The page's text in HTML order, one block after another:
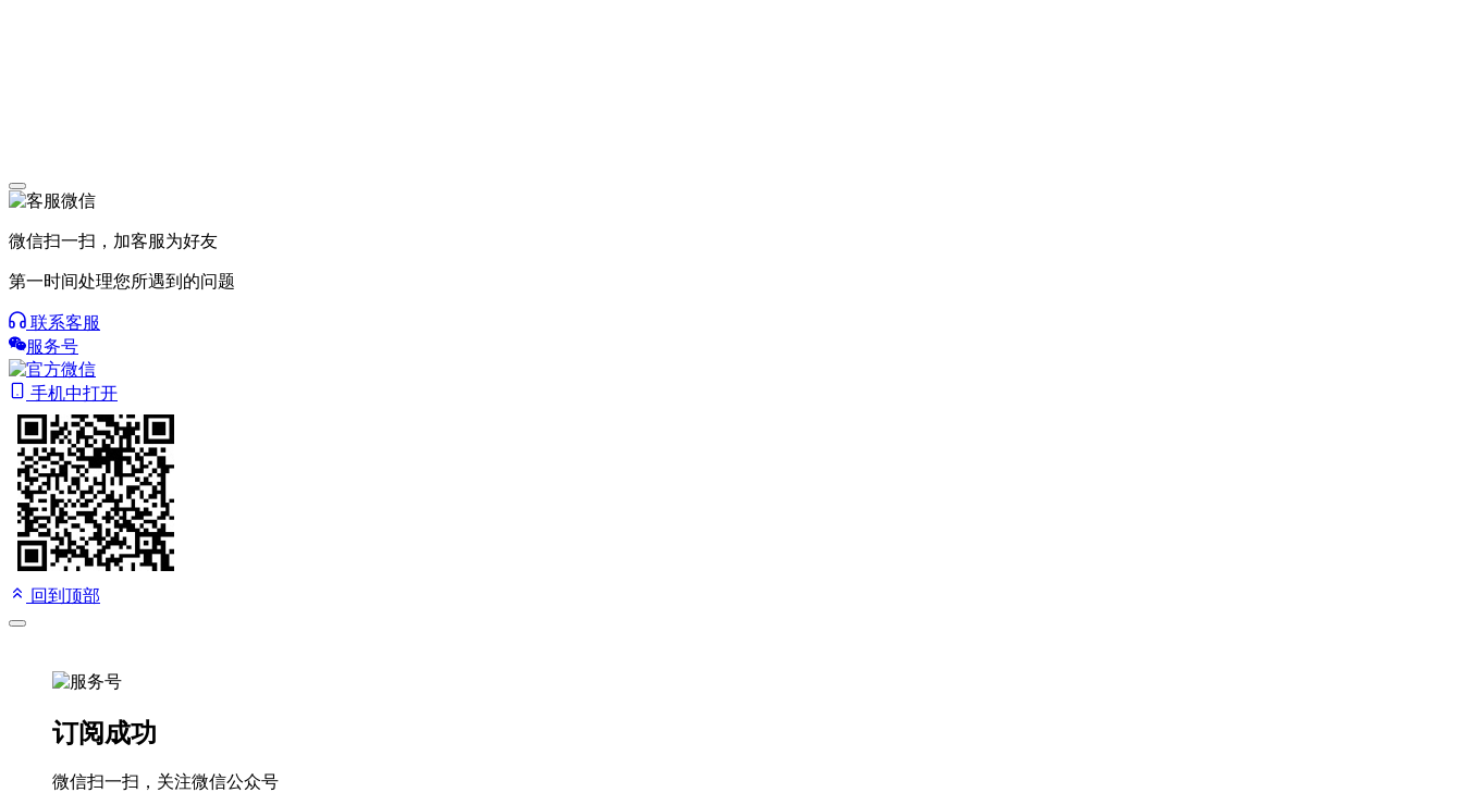
微信扫一扫，加客服为好友
第一时间处理您所遇到的问题
联系客服
服务号
手机中打开
回到顶部
订阅成功
微信扫一扫，关注微信公众号